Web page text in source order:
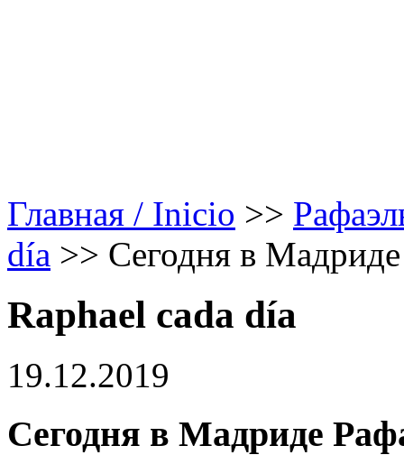
Главная / Inicio >>
día >> Сегодня в Мадриде
Raphael cada día
19.12.2019
Сегодня в Мадриде